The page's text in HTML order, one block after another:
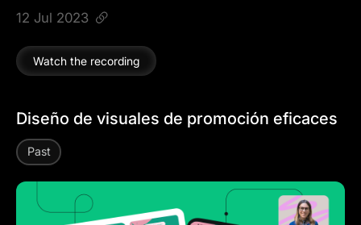
12 Jul 2023
Watch the recording
Diseño de visuales de promoción eficaces
Past